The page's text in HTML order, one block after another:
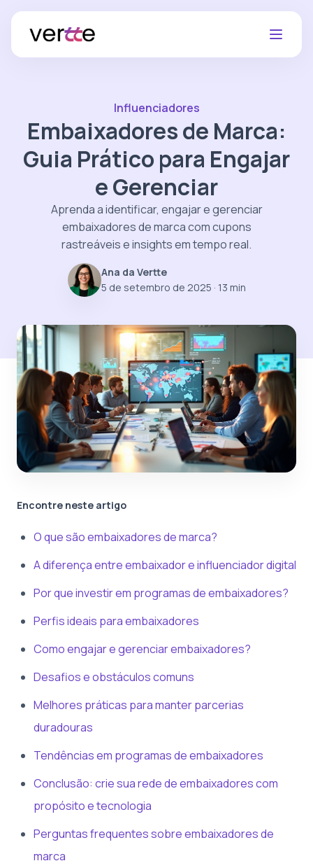
Influenciadores
Embaixadores de Marca:
Guia Prático para Engajar
e Gerenciar
Aprenda a identificar, engajar e gerenciar
embaixadores de marca com cupons
rastreáveis e insights em tempo real.
Ana da Vertte
5 de setembro de 2025 · 13 min
Encontre neste artigo
O que são embaixadores de marca?
A diferença entre embaixador e influenciador digital
Por que investir em programas de embaixadores?
Perfis ideais para embaixadores
Como engajar e gerenciar embaixadores?
Desafios e obstáculos comuns
Melhores práticas para manter parcerias
duradouras
Tendências em programas de embaixadores
Conclusão: crie sua rede de embaixadores com
propósito e tecnologia
Perguntas frequentes sobre embaixadores de
marca